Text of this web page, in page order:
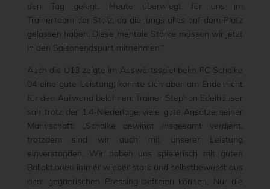
den Tag gelegt. Heute überwiegt für uns im
Trainerteam der Stolz, da die Jungs alles auf dem Platz
gelassen haben. Diese mentale Stärke müssen wir jetzt
in den Saisonendspurt mitnehmen.“
Auch die U13 zeigte im Auswärtsspiel beim FC Schalke
04 eine gute Leistung, konnte sich aber am Ende nicht
für den Aufwand belohnen. Trainer Stephan Edelhäuser
sah trotz der 1:4-Niederlage viele gute Ansätze seiner
Mannschaft: „Schalke gewinnt insgesamt verdient,
trotzdem sind wir auch mit unserer Leistung
einverstanden. Wir haben uns spielerisch mit guten
Ballaktionen immer wieder stark und selbstbewusst aus
dem gegnerischen Pressing befreien können. Nur die